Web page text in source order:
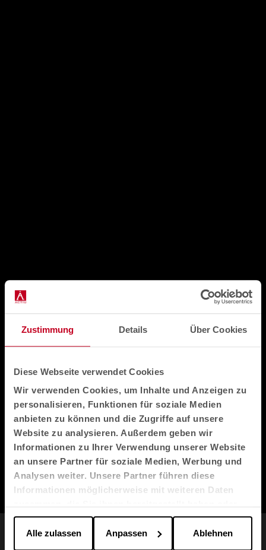
Zustimmung Details Über Cookies
Diese Webseite verwendet Cookies
Wir verwenden Cookies, um Inhalte und Anzeigen zu
personalisieren, Funktionen für soziale Medien
anbieten zu können und die Zugriffe auf unsere
Website zu analysieren. Außerdem geben wir
Informationen zu Ihrer Verwendung unserer Website
an unsere Partner für soziale Medien, Werbung und
Analysen weiter. Unsere Partner führen diese
Informationen möglicherweise mit weiteren Daten
die sie im Rahmen Ihrer Nutzung der Dienste
gesammelt haben.
Alle zulassen Anpassen Ablehnen
Design Meets
Industry
VIDEO ANSEHEN
Ohne Design gibt es keine Industrie und ohne Industrie